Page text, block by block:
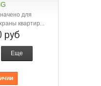
для
квартир...
руб
Еще